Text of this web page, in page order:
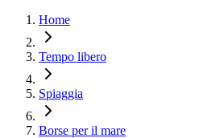
Home
Tempo libero
Spiaggia
Borse per il mare